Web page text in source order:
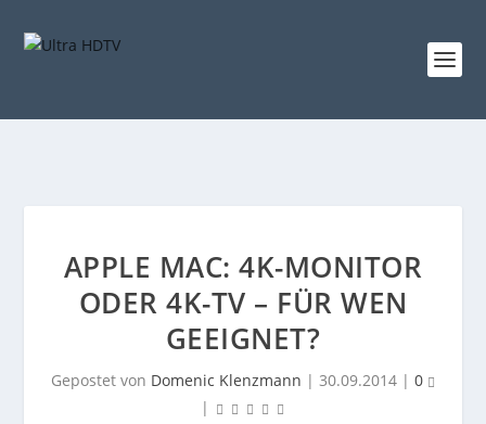
APPLE MAC: 4K-MONITOR
ODER 4K-TV – FÜR WEN
GEEIGNET?
Gepostet von Domenic Klenzmann | 30.09.2014 | 0
|